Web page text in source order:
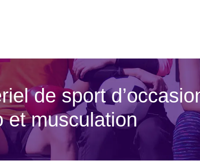
de sport
et musculation